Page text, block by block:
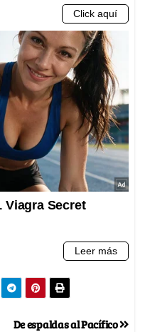
De espaldas al Pacífico